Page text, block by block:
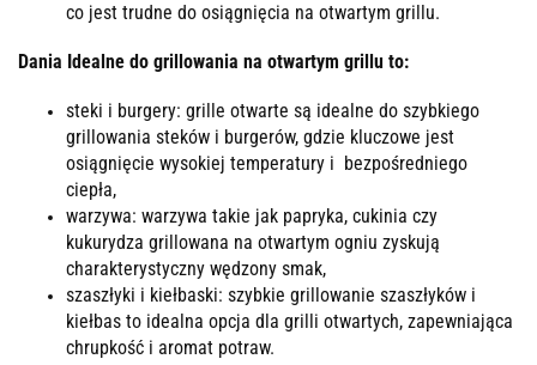
co jest trudne do osiągnięcia na otwartym grillu.
Dania Idealne do grillowania na otwartym grillu to:
steki i burgery: grille otwarte są idealne do szybkiego
grillowania steków i burgerów, gdzie kluczowe jest
osiągnięcie wysokiej temperatury i bezpośredniego
ciepła,
warzywa: warzywa takie jak papryka, cukinia czy
kukurydza grillowana na otwartym ogniu zyskują
charakterystyczny wędzony smak,
szaszłyki i kiełbaski: szybkie grillowanie szaszłyków i
kiełbas to idealna opcja dla grilli otwartych, zapewniająca
chrupkość i aromat potraw.